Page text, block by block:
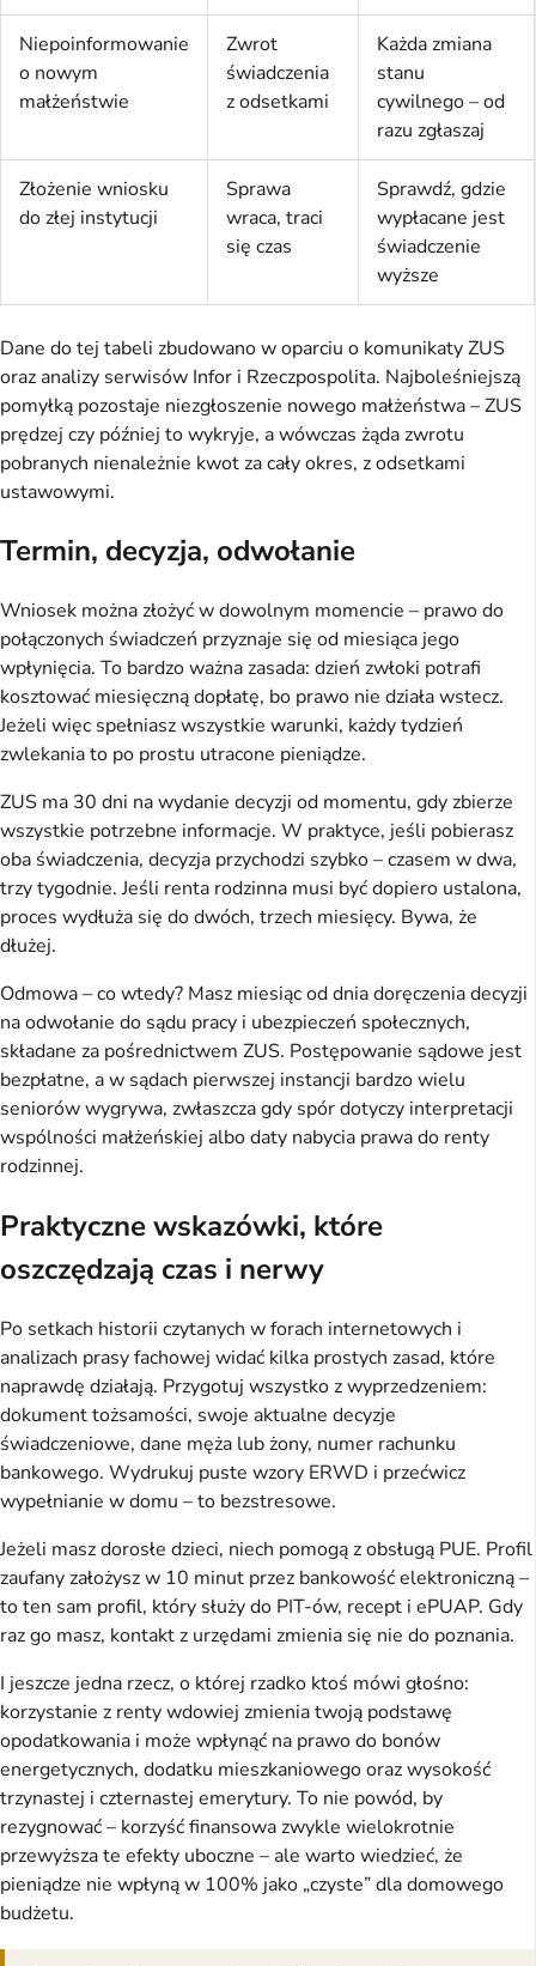
Niepoinformowanie
o nowym
małżeństwie
Zwrot
świadczenia
z odsetkami
Każda zmiana
stanu
cywilnego – od
razu zgłaszaj
Złożenie wniosku
do złej instytucji
Sprawa
wraca, traci
się czas
Sprawdź, gdzie
wypłacane jest
świadczenie
wyższe
Dane do tej tabeli zbudowano w oparciu o komunikaty ZUS
oraz analizy serwisów Infor i Rzeczpospolita. Najboleśniejszą
pomyłką pozostaje niezgłoszenie nowego małżeństwa – ZUS
prędzej czy później to wykryje, a wówczas żąda zwrotu
pobranych nienależnie kwot za cały okres, z odsetkami
ustawowymi.
Termin, decyzja, odwołanie
Wniosek można złożyć w dowolnym momencie – prawo do
połączonych świadczeń przyznaje się od miesiąca jego
wpłynięcia. To bardzo ważna zasada: dzień zwłoki potrafi
kosztować miesięczną dopłatę, bo prawo nie działa wstecz.
Jeżeli więc spełniasz wszystkie warunki, każdy tydzień
zwlekania to po prostu utracone pieniądze.
ZUS ma 30 dni na wydanie decyzji od momentu, gdy zbierze
wszystkie potrzebne informacje. W praktyce, jeśli pobierasz
oba świadczenia, decyzja przychodzi szybko – czasem w dwa,
trzy tygodnie. Jeśli renta rodzinna musi być dopiero ustalona,
proces wydłuża się do dwóch, trzech miesięcy. Bywa, że
dłużej.
Odmowa – co wtedy? Masz miesiąc od dnia doręczenia decyzji
na odwołanie do sądu pracy i ubezpieczeń społecznych,
składane za pośrednictwem ZUS. Postępowanie sądowe jest
bezpłatne, a w sądach pierwszej instancji bardzo wielu
seniorów wygrywa, zwłaszcza gdy spór dotyczy interpretacji
wspólności małżeńskiej albo daty nabycia prawa do renty
rodzinnej.
Praktyczne wskazówki, które
oszczędzają czas i nerwy
Po setkach historii czytanych w forach internetowych i
analizach prasy fachowej widać kilka prostych zasad, które
naprawdę działają. Przygotuj wszystko z wyprzedzeniem:
dokument tożsamości, swoje aktualne decyzje
świadczeniowe, dane męża lub żony, numer rachunku
bankowego. Wydrukuj puste wzory ERWD i przećwicz
wypełnianie w domu – to bezstresowe.
Jeżeli masz dorosłe dzieci, niech pomogą z obsługą PUE. Profil
zaufany założysz w 10 minut przez bankowość elektroniczną –
to ten sam profil, który służy do PIT-ów, recept i ePUAP. Gdy
raz go masz, kontakt z urzędami zmienia się nie do poznania.
I jeszcze jedna rzecz, o której rzadko ktoś mówi głośno:
korzystanie z renty wdowiej zmienia twoją podstawę
opodatkowania i może wpłynąć na prawo do bonów
energetycznych, dodatku mieszkaniowego oraz wysokość
trzynastej i czternastej emerytury. To nie powód, by
rezygnować – korzyść finansowa zwykle wielokrotnie
przewyższa te efekty uboczne – ale warto wiedzieć, że
pieniądze nie wpłyną w 100% jako „czyste” dla domowego
budżetu.